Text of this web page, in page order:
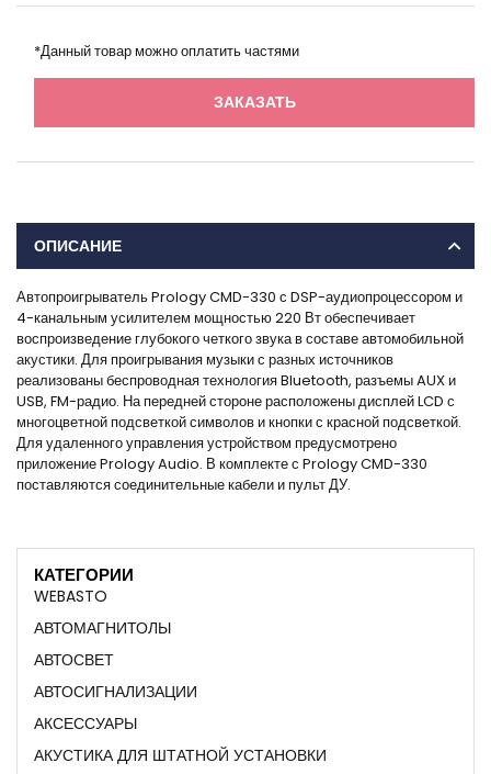
*Данный товар можно оплатить частями
ЗАКАЗАТЬ
ОПИСАНИЕ
Автопроигрыватель Prology CMD-330 с DSP-аудиопроцессором и
4-канальным усилителем мощностью 220 Вт обеспечивает
воспроизведение глубокого четкого звука в составе автомобильной
акустики. Для проигрывания музыки с разных источников
реализованы беспроводная технология Bluetooth, разъемы AUX и
USB, FM-радио. На передней стороне расположены дисплей LCD с
многоцветной подсветкой символов и кнопки с красной подсветкой.
Для удаленного управления устройством предусмотрено
приложение Prology Audio. В комплекте с Prology CMD-330
поставляются соединительные кабели и пульт ДУ.
КАТЕГОРИИ
WEBASTO
АВТОМАГНИТОЛЫ
АВТОСВЕТ
АВТОСИГНАЛИЗАЦИИ
АКСЕССУАРЫ
АКУСТИКА ДЛЯ ШТАТНОЙ УСТАНОВКИ